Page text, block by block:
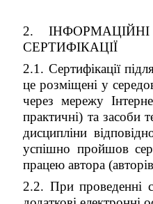
2.
СЕРТИФІКАЦІЇ
2.1. Сертифікації
це розміщені у
через мережу
практичні) та засоби
дисципліни
успішно пройшов
працею автора
2.2. При проведенні